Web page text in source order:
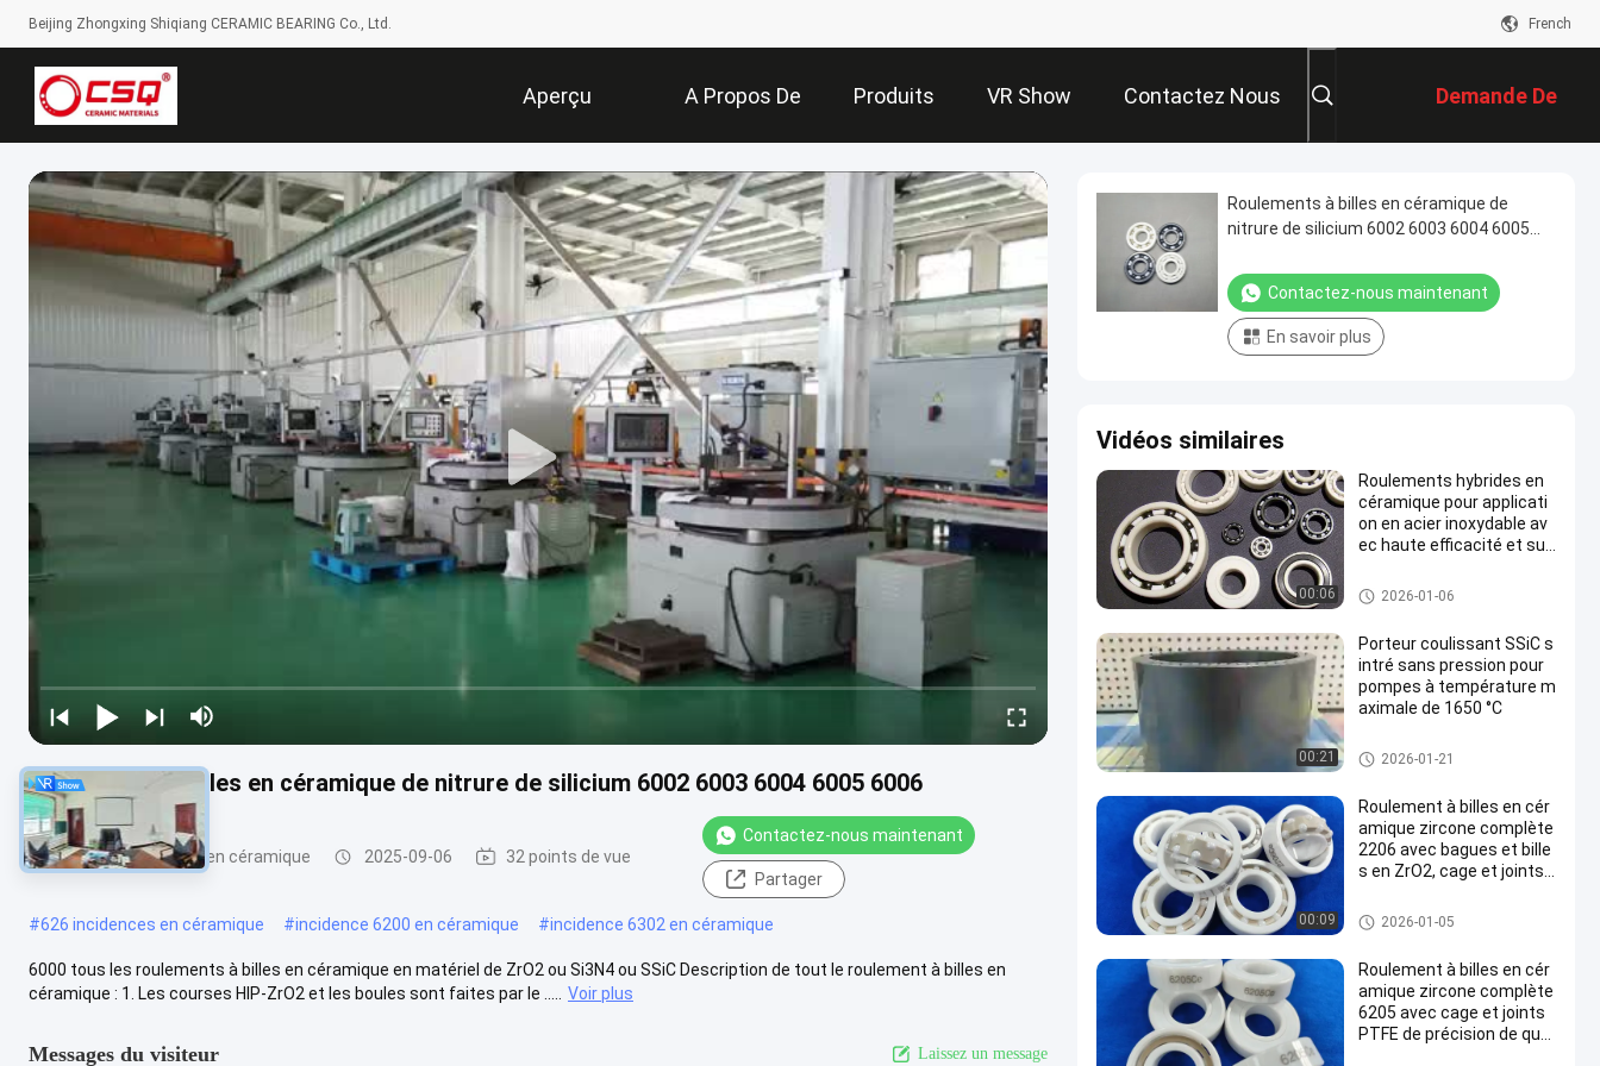
Beijing Zhongxing Shiqiang CERAMIC BEARING Co., Ltd. French
Aperçu A Propos De
Nous
Produits VR Show Contactez Nous Demande De
Soumission
Roulements à billes en céramique de nitrure de silicium 6002 6003 6004 6005 6006
Roulements à billes en céramique 2025-09-06 32 points de vue
Contactez-nous maintenant
Partager
#626 incidences en céramique #incidence 6200 en céramique #incidence 6302 en céramique
6000 tous les roulements à billes en céramique en matériel de ZrO2 ou Si3N4 ou SSiC Description de tout le roulement à billes en
céramique : 1. Les courses HIP-ZrO2 et les boules sont faites par le .....
Voir plus
Messages du visiteur Laissez un message
Roulements à billes en céramique de
nitrure de silicium 6002 6003 6004 6005
Contactez-nous maintenant
En savoir plus
Vidéos similaires
00:06
Roulements hybrides en
céramique pour applicati
on en acier inoxydable av
ec haute efficacité et sup
Incidences en céramique hybri
des
2026-01-06
00:21
Porteur coulissant SSiC s
intré sans pression pour
pompes à température m
aximale de 1650 °C
Incidence de glissement en cér
amique
2026-01-21
00:09
Roulement à billes en cér
amique zircone complète
2206 avec bagues et bille
s en ZrO2, cage et joints
de P6/P5
Roulements à billes en cérami
que
2026-01-05
Roulement à billes en cér
amique zircone complète
6205 avec cage et joints
PTFE de précision de qual